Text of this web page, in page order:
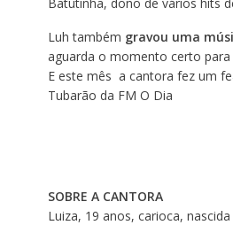
Luh também gravou uma
aguarda o momento certo
E este mês a cantora fez um
Tubarão da FM O Dia
SOBRE A CANTORA
Luiza, 19 anos, carioca,